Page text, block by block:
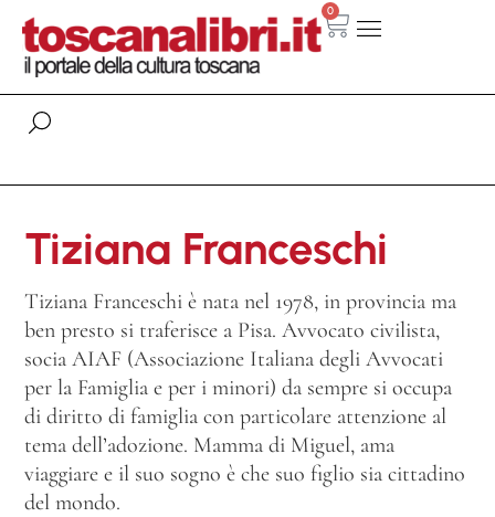
0
Tiziana Franceschi
Tiziana Franceschi è nata nel 1978, in provincia ma
ben presto si traferisce a Pisa. Avvocato civilista,
socia AIAF (Associazione Italiana degli Avvocati
per la Famiglia e per i minori) da sempre si occupa
di diritto di famiglia con particolare attenzione al
tema dell’adozione. Mamma di Miguel, ama
viaggiare e il suo sogno è che suo figlio sia cittadino
del mondo.